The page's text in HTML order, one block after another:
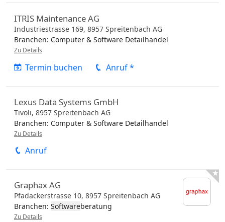
ITRIS Maintenance AG
Industriestrasse 169, 8957 Spreitenbach AG
Branchen: Computer & Software Detailhandel
Zu Details
Termin buchen Anruf *
Lexus Data Systems GmbH
Tivoli, 8957 Spreitenbach AG
Branchen: Computer & Software Detailhandel
Zu Details
Anruf

Graphax AG
Pfadackerstrasse 10, 8957 Spreitenbach AG
Branchen: Softwareberatung
Zu Details